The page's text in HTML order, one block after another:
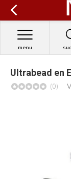
menu
Ultrabead en
(0)